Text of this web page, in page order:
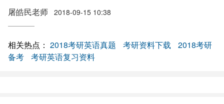
屠皓民老师 2018-09-15 10:38
相关热点： 2018考研英语真题 考研资料下载
2018考研
备考
考研英语复习资料